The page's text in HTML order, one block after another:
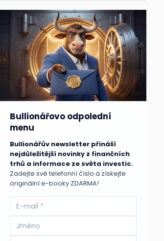
Bullionářovo odpolední
menu
Bullionářův newsletter přináší
nejdůležitější novinky z finančních
trhů a informace ze světa investic.
Zadejte své telefonní číslo a získejte
originální e-booky ZDARMA!